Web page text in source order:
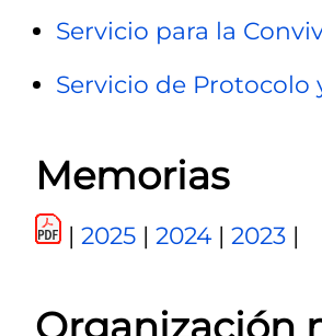
Servicio para la
Servicio de
Memorias
| 2025 | 2024| 2023 |